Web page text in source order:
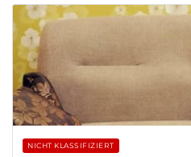
NICHT KLASSIFIZIERT